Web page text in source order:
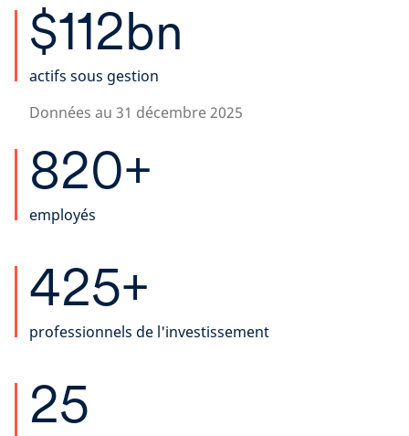
$112bn
actifs sous gestion
Données au 31 décembre 2025
820+
employés
425+
professionnels de l'investissement
25